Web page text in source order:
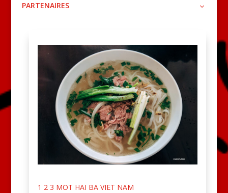
PARTENAIRES
1 2 3 MOT HAI BA VIET NAM